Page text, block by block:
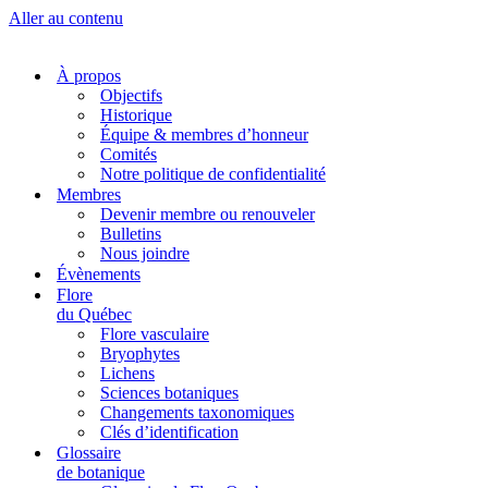
Aller au contenu
À propos
Objectifs
Historique
Équipe & membres d’honneur
Comités
Notre politique de confidentialité
Membres
Devenir membre ou renouveler
Bulletins
Nous joindre
Évènements
Flore
du Québec
Flore vasculaire
Bryophytes
Lichens
Sciences botaniques
Changements taxonomiques
Clés d’identification
Glossaire
de botanique